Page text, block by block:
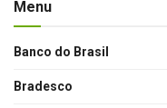
Menu
Banco do Brasil
Bradesco